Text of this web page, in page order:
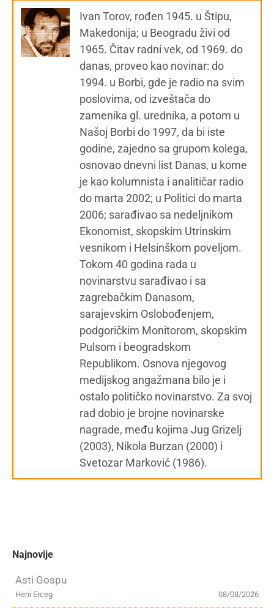
Ivan Torov, rođen 1945. u Štipu,
Makedonija; u Beogradu živi od
1965. Čitav radni vek, od 1969. do
danas, proveo kao novinar: do
1994. u Borbi, gde je radio na svim
poslovima, od izveštača do
zamenika gl. urednika, a potom u
Našoj Borbi do 1997, da bi iste
godine, zajedno sa grupom kolega,
osnovao dnevni list Danas, u kome
je kao kolumnista i analitičar radio
do marta 2002; u Politici do marta
2006; sarađivao sa nedeljnikom
Ekonomist, skopskim Utrinskim
vesnikom i Helsinškom poveljom.
Tokom 40 godina rada u
novinarstvu sarađivao i sa
zagrebačkim Danasom,
sarajevskim Oslobođenjem,
podgoričkim Monitorom, skopskim
Pulsom i beogradskom
Republikom. Osnova njegovog
medijskog angažmana bilo je i
ostalo političko novinarstvo. Za svoj
rad dobio je brojne novinarske
nagrade, među kojima Jug Grizelj
(2003), Nikola Burzan (2000) i
Svetozar Marković (1986).
Najnovije
Asti Gospu
08/08/2026
Heni Erceg